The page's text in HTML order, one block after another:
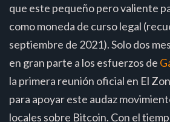
que este pequeño pero valiente
como moneda de curso legal
septiembre de 2021). Solo dos
en gran parte a los esfuerzos de
la primera reunión oficial en El
para apoyar este audaz
locales sobre Bitcoin. Con el